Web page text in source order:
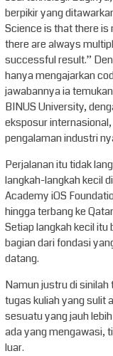
berpikir yang
Science is that there is
there are always
successful result.”
hanya mengajarkan
jawabannya ia
BINUS University,
eksposur
pengalaman industri
Perjalanan itu tidak
langkah-langkah kecil
Academy iOS
hingga terbang ke
Setiap langkah kecil
bagian dari fondasi
datang.
Namun justru di
tugas kuliah yang sulit
sesuatu yang jauh
ada yang mengawasi,
luar.